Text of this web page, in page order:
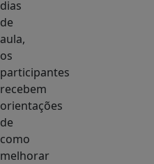
dias
de
aula,
os
participantes
recebem
orientações
de
como
melhorar